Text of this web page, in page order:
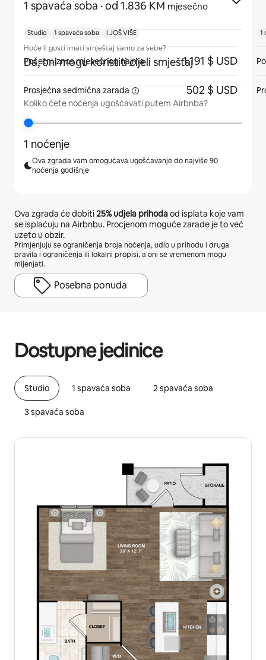
1 spavaća soba · od 1.836 KM mjesečno
Hoće li gosti imati smještaj samo za sebe?
Da, oni mogu koristiti cijeli smještaj
Koliko ćete noćenja ugošćavati putem Airbnba?
1 noćenje
Ova zgrada vam omogućava ugošćavanje do najviše 90
noćenja godišnje
Ova zgrada će dobiti25%udjela prihodaod isplata koje vam
se isplaćuju na Airbnbu. Procjenom moguće zarade je to već
uzeto u obzir.
Primjenjuju se ograničenja broja noćenja, udio u prihodu i druga
pravila i ograničenja ili lokalni propisi, a oni se vremenom mogu
mijenjati.
Posebna ponuda
Dostupne jedinice
Studio 1 spavaća soba 2 spavaća soba
3 spavaća soba
Studio 1 spavaća soba I JOŠ VIŠE
Početni iznos mjesečnog najma 1.191 $ USD
Prosječna sedmična zarada 502 $ USD
1